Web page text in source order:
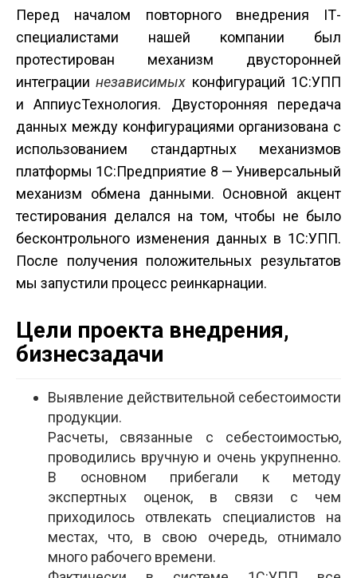
Перед началом повторного внедрения IT­
специалистами нашей компании был
протестирован механизм двусторонней
интеграциинезависимых конфигураций 1С:УПП
и Аппиус­Технология. Двусторонняя передача
данных между конфигурациями организована с
использованием стандартных механизмов
платформы 1С:Предприятие 8 — Универсальный
механизм обмена данными. Основной акцент
тестирования делался на том, чтобы не было
бесконтрольного изменения данных в 1С:УПП.
После получения положительных результатов
мы запустили процесс реинкарнации.
Цели проекта внедрения,
бизнес­задачи
Выявление действительной себестоимости
продукции.
Расчеты, связанные с себестоимостью,
проводились вручную и очень укрупненно.
В основном прибегали к методу
экспертных оценок, в связи с чем
приходилось отвлекать специалистов на
местах, что, в свою очередь, отнимало
много рабочего времени.